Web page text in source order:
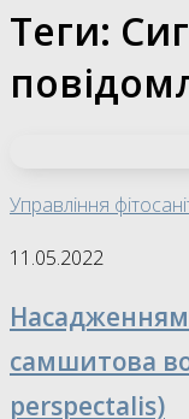
Теги:
Управління
11.05.2022
самшитова
perspectalis)